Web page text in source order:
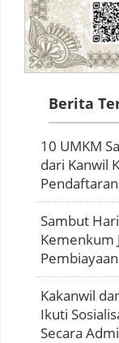
Berita
10 UMKM
dari Kanwil
Sambut
Kemenkum
Kakanwil
Ikuti
Secara